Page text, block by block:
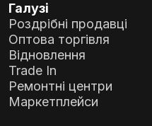
Галузі
Роздрібні продавці
Оптова торгівля
Відновлення
Trade In
Ремонтні центри
Маркетплейси